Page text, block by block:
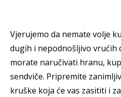
Vjerujemo da nemate volje
dugih i nepodnošljivo vrućih
morate naručivati hranu,
sendviče. Pripremite
kruške koja će vas zasititi i